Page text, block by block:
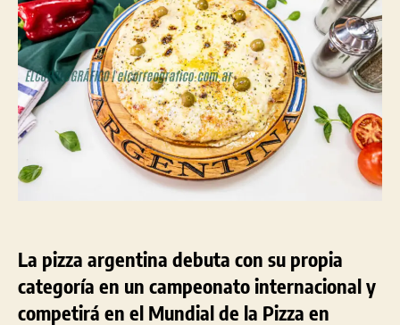
propia
en
el
Campeonato
Mundial
de
la
Pizza
La pizza argentina debuta con su propia
categoría en un campeonato internacional y
competirá en el Mundial de la Pizza en